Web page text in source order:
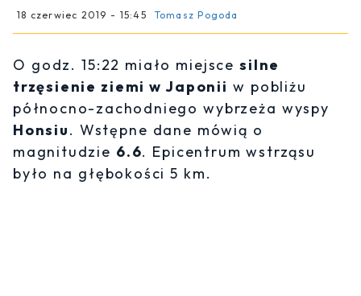
18 czerwiec 2019 - 15:45 Tomasz Pogoda
O godz. 15:22 miało miejscesilne
trzęsienie ziemi w Japonii w pobliżu
północno-zachodniego wybrzeża wyspy
Honsiu. Wstępne dane mówią o
magnitudzie 6.6. Epicentrum wstrząsu
było na głębokości 5 km.